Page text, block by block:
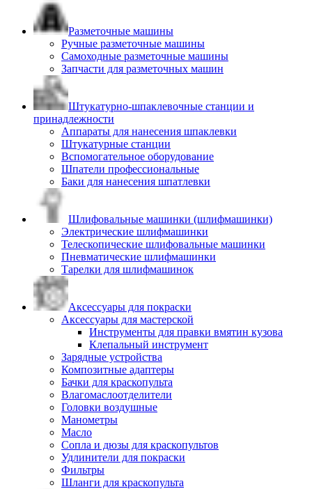
Разметочные машины
Ручные разметочные машины
Самоходные разметочные машины
Запчасти для разметочных машин
Штукатурно-шпаклевочные станции и
принадлежности
Аппараты для нанесения шпаклевки
Штукатурные станции
Вспомогательное оборудование
Шпатели профессиональные
Баки для нанесения шпатлевки
Шлифовальные машинки (шлифмашинки)
Электрические шлифмашинки
Телескопические шлифовальные машинки
Пневматические шлифмашинки
Тарелки для шлифмашинок
Аксессуары для покраски
Аксессуары для мастерской
Инструменты для правки вмятин кузова
Клепальный инструмент
Зарядные устройства
Композитные адаптеры
Бачки для краскопульта
Влагомаслоотделители
Головки воздушные
Манометры
Масло
Сопла и дюзы для краскопультов
Удлинители для покраски
Фильтры
Шланги для краскопульта